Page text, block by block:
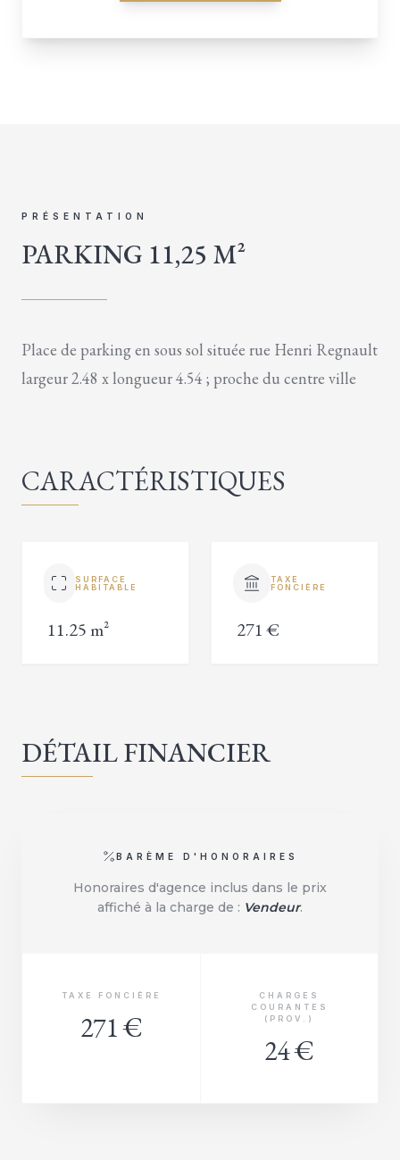
PRÉSENTATION
PARKING 11,25 M²
Place de parking en sous sol située rue Henri Regnault
largeur 2.48 x longueur 4.54 ; proche du centre ville
CARACTÉRISTIQUES
SURFACE
HABITABLE
11.25 m²
TAXE
FONCIÈRE
271 €
DÉTAIL FINANCIER
BARÈME D'HONORAIRES
Honoraires d'agence inclus dans le prix
affiché à la charge de : Vendeur.
TAXE FONCIÈRE
271 €
CHARGES
COURANTES
(PROV.)
24 €